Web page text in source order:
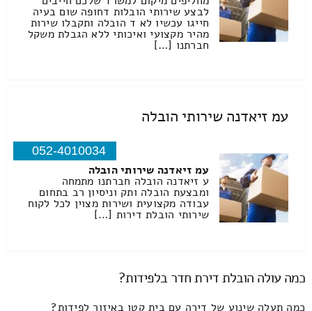
לבצע שירותי הובלות דחופה שום בעיה
חייגו עכשיו לא ד הובלה ותקבלו שירות
מהיר מקצועי ואיכותי ללא הגבלת משקל
חברתנו […]
עמ זיאדנה שירותי הובלה
052-4010034
עמ זיאדנה שירותי הובלה
ע זיאדנה הובלה חברתנו מתמחה
ומבצעת הובלה ותק וניסיון רב בתחום
עבודה מקצועית ושירות מצוין לכל לקוח
שירותי הובלת דירות […]
כמה עולה הובלת דירת חדר בלפידות?
כמה תעלה שינוע של דירה עם בית קטן באיזור לפידות?